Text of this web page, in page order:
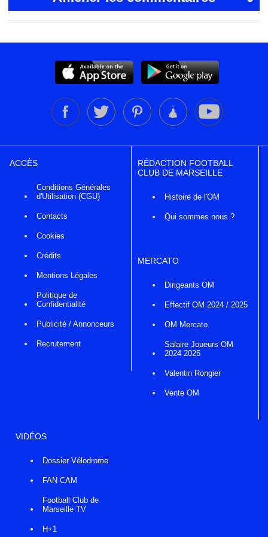
ACCÈS
Conditions Générales
d'Utilisation (CGU)
Contacts
Cookies
Crédits
Mentions Légales
Politique de
Confidentialité
Publicité / Annonceurs
Recrutement
RÉDACTION FOOTBALL
CLUB DE MARSEILLE
Histoire de l'OM
Qui sommes nous ?
MERCATO
Dirigeants OM
Effectif OM 2024 / 2025
OM Mercato
Salaire Joueurs OM
2024 2025
Valentin Rongier
Vente OM
VIDÉOS
Dossier Vélodrome
FAN CAM
Football Club de
Marseille TV
H+1